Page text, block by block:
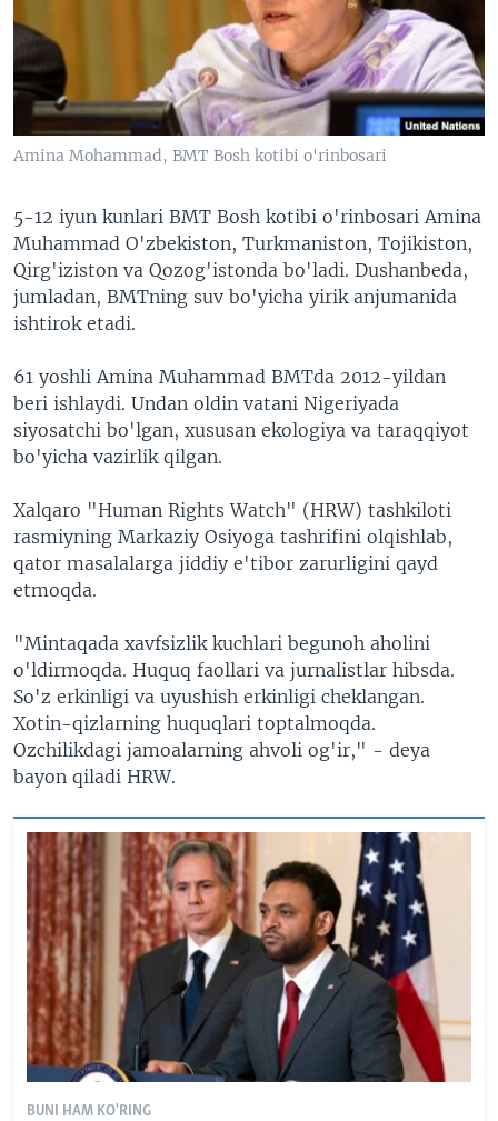
XABARLAR SURATLARDA
TELEGRAM
TWITTER
SOUNDCLOUD
VOA
Amina Mohammad, BMT Bosh kotibi o'rinbosari
5-12 iyun kunlari BMT Bosh kotibi o'rinbosari Amina
Muhammad O'zbekiston, Turkmaniston, Tojikiston,
Qirg'iziston va Qozog'istonda bo'ladi. Dushanbeda,
jumladan, BMTning suv bo'yicha yirik anjumanida
ishtirok etadi.
61 yoshli Amina Muhammad BMTda 2012-yildan
beri ishlaydi. Undan oldin vatani Nigeriyada
siyosatchi bo'lgan, xususan ekologiya va taraqqiyot
bo'yicha vazirlik qilgan.
Xalqaro "Human Rights Watch" (HRW) tashkiloti
rasmiyning Markaziy Osiyoga tashrifini olqishlab,
qator masalalarga jiddiy e'tibor zarurligini qayd
etmoqda.
"Mintaqada xavfsizlik kuchlari begunoh aholini
o'ldirmoqda. Huquq faollari va jurnalistlar hibsda.
So'z erkinligi va uyushish erkinligi cheklangan.
Xotin-qizlarning huquqlari toptalmoqda.
Ozchilikdagi jamoalarning ahvoli og'ir," - deya
bayon qiladi HRW.
BUNI HAM KO'RING